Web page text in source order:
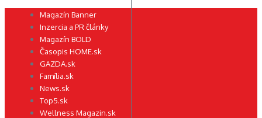
Preskočiť Magazín Banner
Inzercia a PR články
Magazín BOLD
Časopis HOME.sk
GAZDA.sk
Família.sk
News.sk
Top5.sk
Wellness Magazin.sk